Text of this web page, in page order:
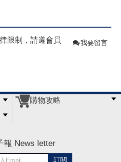
限制，請遵會員
我要留言
購物攻略
報 News letter
訂閱